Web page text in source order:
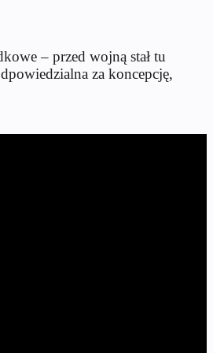
– przed wojną stał tu
za koncepcję,